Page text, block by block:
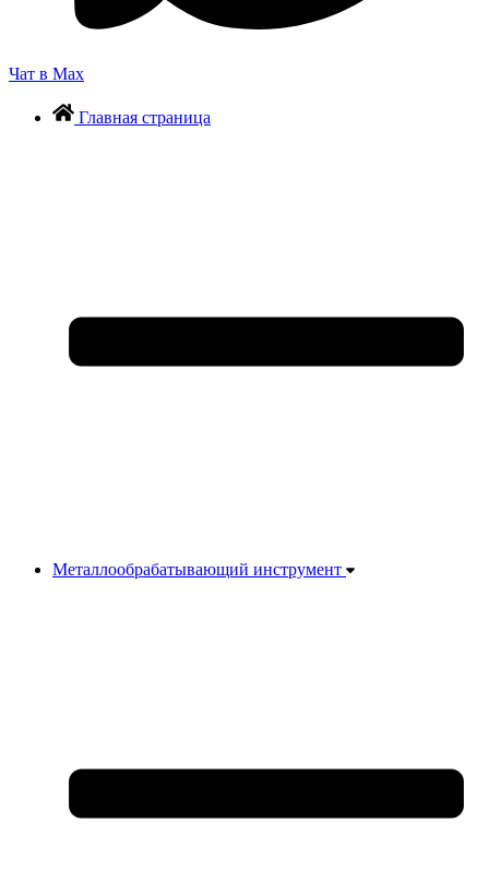
Чат в Max
Главная страница
Металлообрабатывающий инструмент